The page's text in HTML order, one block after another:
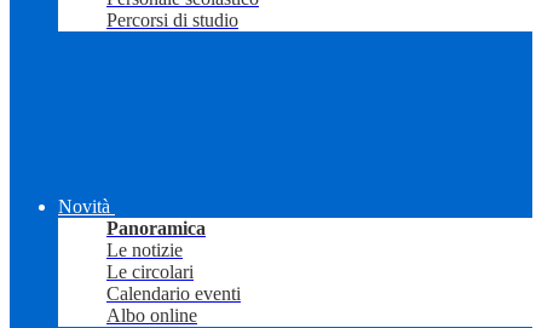
Percorsi di studio
Novità
Panoramica
Le notizie
Le circolari
Calendario eventi
Albo online